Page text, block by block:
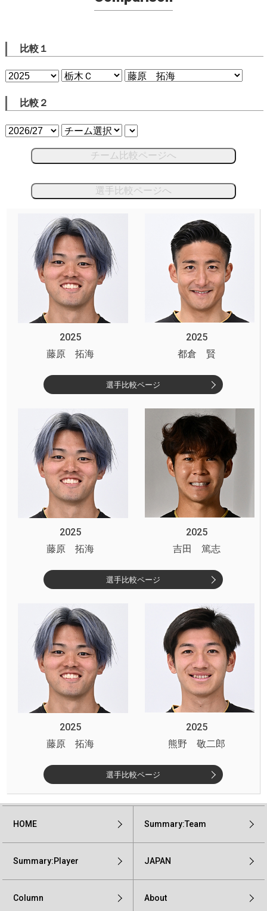
比較１
比較２
チーム比較ページへ
選手比較ページへ
2025
2025
藤原 拓海
都倉 賢
選手比較ページ
2025
2025
藤原 拓海
吉田 篤志
選手比較ページ
2025
2025
藤原 拓海
熊野 敬二郎
選手比較ページ
HOME Summary:Team
Summary:Player JAPAN
Column About